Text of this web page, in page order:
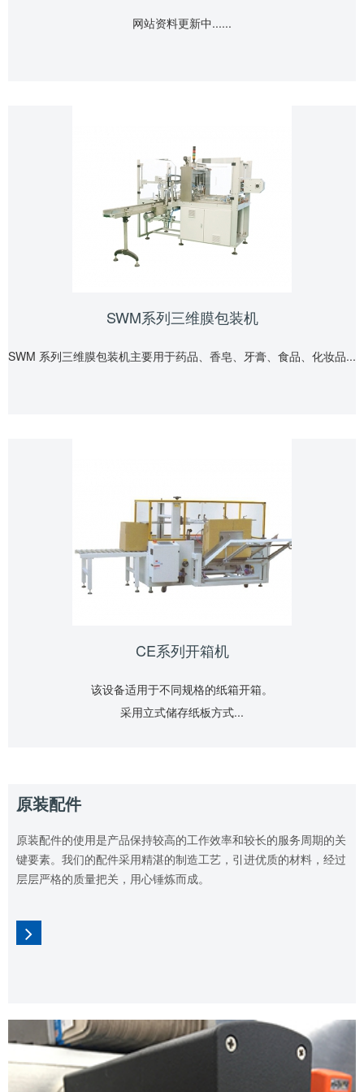
网站资料更新中......
SWM系列三维膜包装机
SWM 系列三维膜包装机主要用于药品、香皂、牙膏、食品、化妆品...
CE系列开箱机
该设备适用于不同规格的纸箱开箱。
采用立式储存纸板方式...
原装配件
原装配件的使用是产品保持较高的工作效率和较长的服务周期的关
键要素。我们的配件采用精湛的制造工艺，引进优质的材料，经过
层层严格的质量把关，用心锤炼而成。